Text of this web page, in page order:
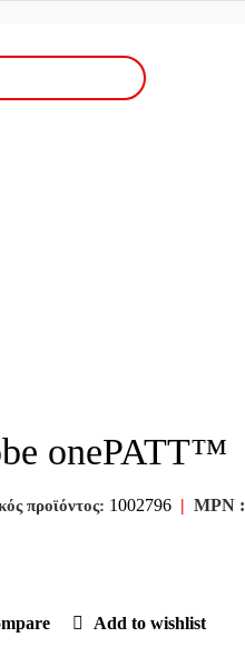
onePATT™
προϊόντος: 1002796 | MPN :
Add to wishlist